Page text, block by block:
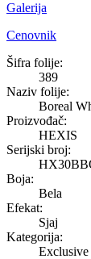
Galerija
Cenovnik
Boreal
Šifra folije:
389
Naziv folije:
Boreal
Proizvođač:
HEXIS
Serijski broj:
Boja:
Bela
Efekat:
Sjaj
Kategorija:
Exclusive